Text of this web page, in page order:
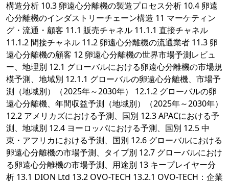
構造分析 10.3 卵遠心分離機の製造プロセス分析 10.4 卵遠
心分離機のインダストリーチェーン構造 11 マーケティン
グ・流通・顧客 11.1 販売チャネル 11.1.1 直接チャネル
11.1.2 間接チャネル 11.2 卵遠心分離機の流通業者 11.3 卵
遠心分離機の顧客 12 卵遠心分離機の世界市場予測レビュ
ー、地理別 12.1 グローバルにおける卵遠心分離機の市場規
模予測、地域別 12.1.1 グローバルの卵遠心分離機、市場予
測（地域別）（2025年～2030年） 12.1.2 グローバルの卵
遠心分離機、年間収益予測（地域別）（2025年～2030年）
12.2 アメリカズにおける予測、国別 12.3 APACにおける予
測、地域別 12.4 ヨーロッパにおける予測、国別 12.5 中
東・アフリカにおける予測、国別 12.6 グローバルにおける
卵遠心分離機の市場予測、タイプ別 12.7 グローバルにおけ
る卵遠心分離機の市場予測、用途別 13 キープレイヤー分
析 13.1 DION Ltd 13.2 OVO-TECH 13.2.1 OVO-TECH：企業